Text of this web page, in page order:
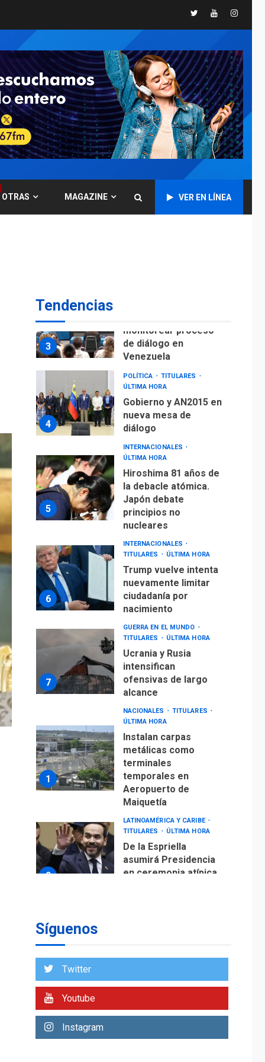
TwitterYoutube
OTRAS MAGAZINE VER EN LÍNEA
Tendencias
7
GUERRA EN EL MUNDO
Ucrania y Rusia
intensifican
ofensivas de largo
alcance
NACIONALES
TITULARES
ÚLTIMA HORA
Instalan carpas
metálicas como
terminales
Aeropuerto de
3
monitorear proceso
de diálogo en
Venezuela
4
POLÍTICA
TITULARES
ÚLTIMA HORA
Gobierno y AN2015 en
nueva mesa de
diálogo
5
INTERNACIONALES
ÚLTIMA HORA
Hiroshima 81 años de
la debacle atómica.
Japón debate
principios no
nucleares
6
INTERNACIONALES
TITULARES
ÚLTIMA HORA
Trump vuelve intenta
nuevamente limitar
ciudadanía por
nacimiento
7
GUERRA EN EL MUNDO
TITULARES
ÚLTIMA HORA
Ucrania y Rusia
intensifican
ofensivas de largo
alcance
1
NACIONALES
TITULARES
ÚLTIMA HORA
Instalan carpas
metálicas como
terminales
temporales en
Aeropuerto de
Maiquetía
2
LATINOAMÉRICA Y CARIBE
TITULARES
ÚLTIMA HORA
De la Espriella
asumirá Presidencia
en ceremonia atípica
3
de diálogo en
4
POLÍTICA
TITULARES
Gobierno y AN2015 en
diálogo
Síguenos
Twitter
Youtube
Instagram